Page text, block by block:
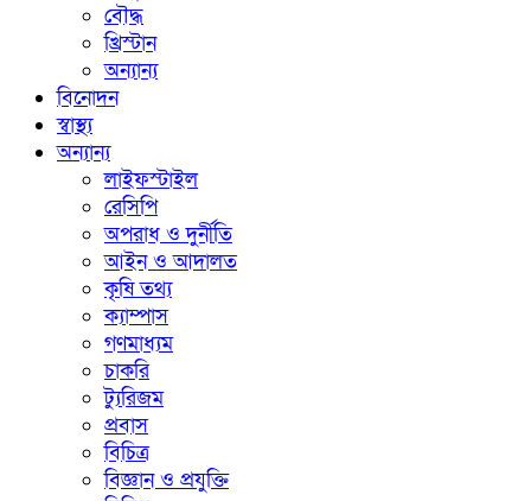
বৌদ্ধ
খ্রিস্টান
অন্যান্য
বিনোদন
স্বাস্থ্য
অন্যান্য
লাইফস্টাইল
রেসিপি
অপরাধ ও দুর্নীতি
আইন ও আদালত
কৃষি তথ্য
ক্যাম্পাস
গণমাধ্যম
চাকরি
ট্যুরিজম
প্রবাস
বিচিত্র
বিজ্ঞান ও প্রযুক্তি